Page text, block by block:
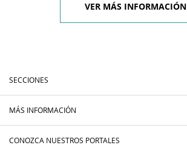
VER MÁS INFORMACIÓN
SECCIONES
MÁS INFORMACIÓN
CONOZCA NUESTROS PORTALES